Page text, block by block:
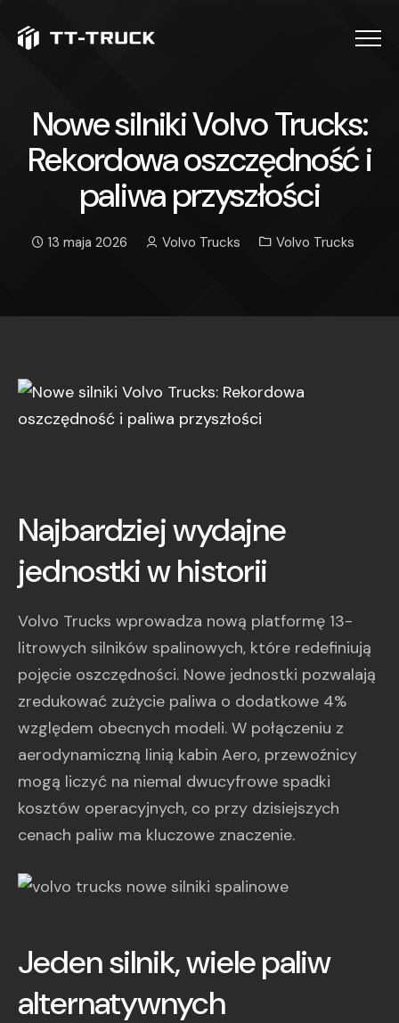
Nowe silniki Volvo Trucks:
Rekordowa oszczędność i
paliwa przyszłości
13 maja 2026 Volvo Trucks Volvo Trucks
Najbardziej wydajne
jednostki w historii
Volvo Trucks wprowadza nową platformę 13-
litrowych silników spalinowych, które redefiniują
pojęcie oszczędności. Nowe jednostki pozwalają
zredukować zużycie paliwa o dodatkowe 4%
względem obecnych modeli. W połączeniu z
aerodynamiczną linią kabin Aero, przewoźnicy
mogą liczyć na niemal dwucyfrowe spadki
kosztów operacyjnych, co przy dzisiejszych
cenach paliw ma kluczowe znaczenie.
Jeden silnik, wiele paliw
alternatywnych